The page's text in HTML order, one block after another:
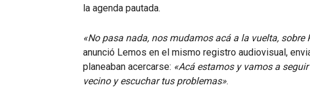
la agenda pautada.
«No pasa nada, nos mudamos acá a la vuelta, sobre
anunció Lemos en el mismo registro audiovisual,
planeaban acercarse: «Acá estamos y vamos a
vecino y escuchar tus problemas».